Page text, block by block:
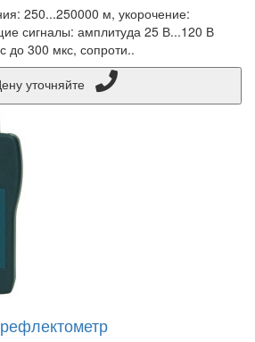
250...250000 м, укорочение:
сигналы: амплитуда 25 В...120 В
до 300 мкс, сопроти..